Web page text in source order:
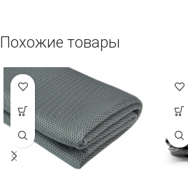
Похожие товары